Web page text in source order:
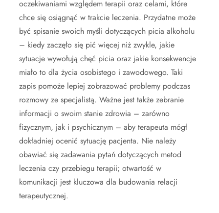
oczekiwaniami względem terapii oraz celami, które
chce się osiągnąć w trakcie leczenia. Przydatne może
być spisanie swoich myśli dotyczących picia alkoholu
– kiedy zaczęło się pić więcej niż zwykle, jakie
sytuacje wywołują chęć picia oraz jakie konsekwencje
miało to dla życia osobistego i zawodowego. Taki
zapis pomoże lepiej zobrazować problemy podczas
rozmowy ze specjalistą. Ważne jest także zebranie
informacji o swoim stanie zdrowia – zarówno
fizycznym, jak i psychicznym – aby terapeuta mógł
dokładniej ocenić sytuację pacjenta. Nie należy
obawiać się zadawania pytań dotyczących metod
leczenia czy przebiegu terapii; otwartość w
komunikacji jest kluczowa dla budowania relacji
terapeutycznej.